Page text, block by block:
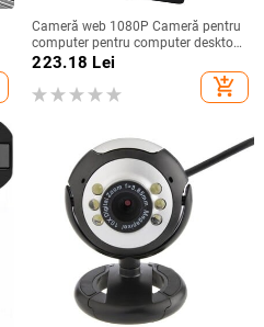
Cameră web 1080P Cameră pentru
computer pentru computer desktop
cu microfon cu absorbție a
sunetului și cameră HD Suportă
televizoare Windows MAC și
223.18 Lei
add_shopping_cart